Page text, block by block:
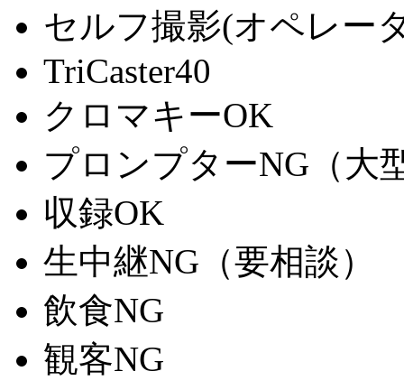
セルフ撮影(オペレー
TriCaster40
クロマキーOK
プロンプターNG（大
収録OK
生中継NG（要相談）
飲食NG
観客NG